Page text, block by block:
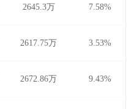
2645.3万 7.58%
2617.75万 3.53%
2672.86万 9.43%